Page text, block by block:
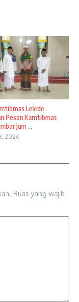
Lelede
Pesan Kamtibmas
Jum ...
2026
Ruas yang wajib